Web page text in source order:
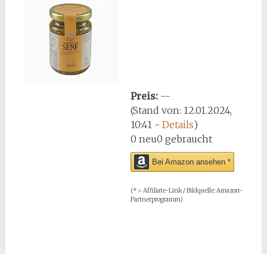
Preis: --
(Stand von: 12.01.2024,
10:41 - Details)
0 neu0 gebraucht
Bei Amazon ansehen *
(* = Affiliate-Link / Bildquelle: Amazon-
Partnerprogramm)